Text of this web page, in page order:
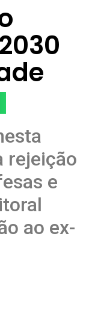
rejeição
e
ao ex-